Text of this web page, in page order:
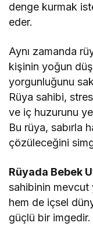
denge kurmak
eder.
Aynı zamanda
kişinin yoğun
yorgunluğunu
Rüya sahibi,
ve iç huzurunu
Bu rüya, sabırla
çözüleceğini
Rüyada Bebek
sahibinin mevcut
hem de içsel
güçlü bir imgedir.